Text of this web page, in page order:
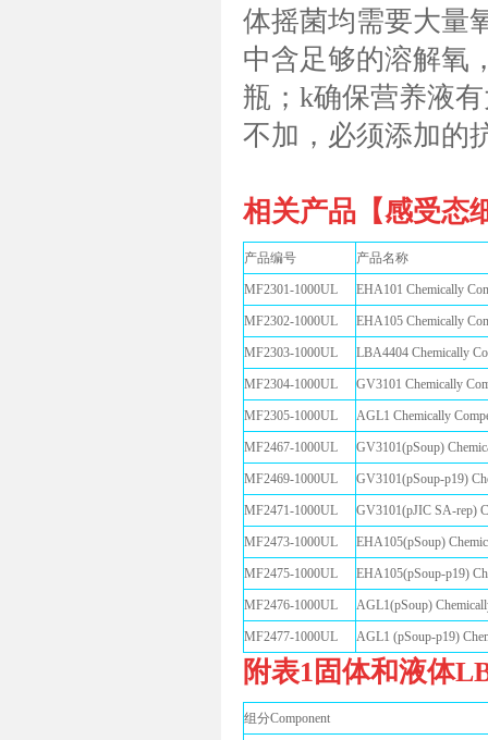
体摇菌均需要大量
中含足够的溶解氧
瓶；k确保营养液
不加，必须添加的
相关产品【感受态
产品编号 产品名称
MF2301-1000UL EHA101 Chemically
MF2302-1000UL EHA105 Chemically
MF2303-1000UL LBA4404 Chemically
MF2304-1000UL GV3101 Chemically
MF2305-1000UL AGL1 Chemically
MF2467-1000UL GV3101(pSoup)
MF2469-1000UL GV3101(pSoup-p19)
MF2471-1000UL GV3101(pJIC SA-rep)
MF2473-1000UL EHA105(pSoup)
MF2475-1000UL EHA105(pSoup-p19)
MF2476-1000UL AGL1(pSoup)
MF2477-1000UL AGL1 (pSoup-p19)
附表1固体和液体
组分Component